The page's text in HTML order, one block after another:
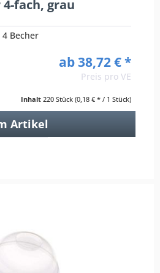
fach, grau
Becher
ab 38,72 € *
Preis pro VE
Inhalt 220 Stück (0,18 € * / 1 Stück)
Artikel